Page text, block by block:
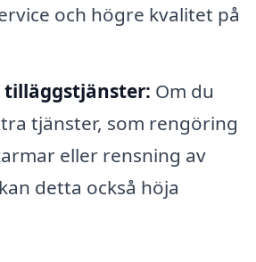
och högre kvalitet på
tilläggstjänster: Om du
tjänster, som rengöring
eller rensning av
detta också höja